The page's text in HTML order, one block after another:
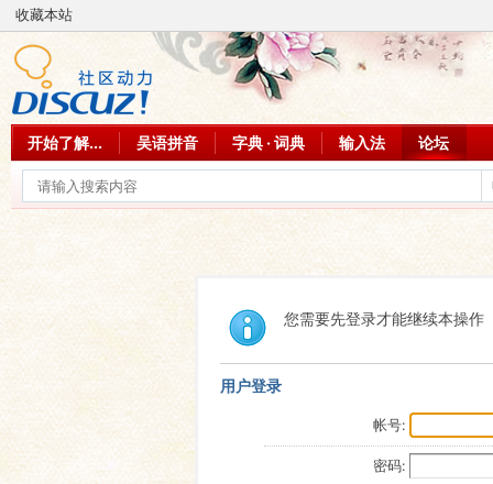
收藏本站
开始了解... 吴语拼音 字典 · 词典 输入法 论坛
您需要先登录才能继续本操作
用户登录
帐号:
密码: